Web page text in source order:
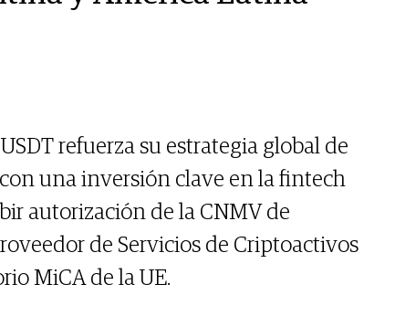
refuerza su estrategia global de
una inversión clave en la fintech
autorización de la CNMV de
de Servicios de Criptoactivos
MiCA de la UE.